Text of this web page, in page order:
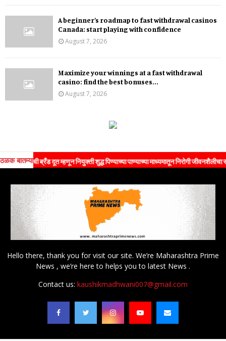
A beginner’s roadmap to fast withdrawal casinos
Canada: start playing with confidence
August 7, 2026
Maximize your winnings at a fast withdrawal
casino: find the best bonuses...
August 7, 2026
ठळक बातम्या
ब्रँड दूत म्हणून नियुक्ती शुद्ध पिण्याच्या पाण्याच्या माध्यमातून निरोगी जीवनशैलीचा संदेश
Hello there, thank you for visit our site. We’re Maharashtra Prime
News , we’re here to helps you to latest News .
Contact us: kaushikmadhwani007@gmail.com